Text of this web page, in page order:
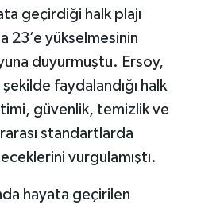
geçirdiği halk plajı
23’e yükselmesinin
duyurmuştu. Ersoy,
faydalandığı halk
güvenlik, temizlik ve
standartlarda
vurgulamıştı.
hayata geçirilen